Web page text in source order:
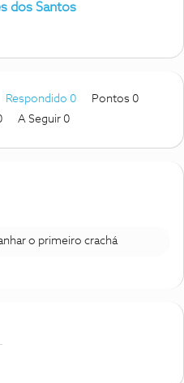
dos Santos
Respondido 0
Pontos 0
A Seguir 0
o primeiro crachá